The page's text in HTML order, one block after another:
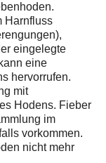
Harnfluss
eingelegte
eine
hervorrufen.
mit
Hodens. Fieber
im
vorkommen.
nicht mehr